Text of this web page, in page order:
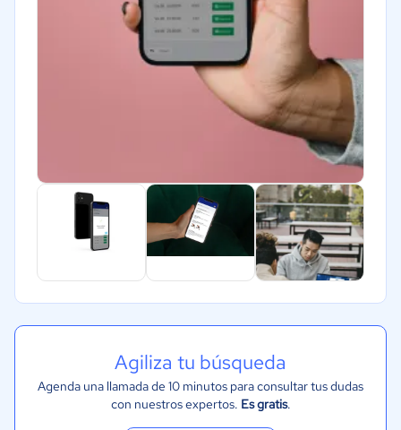
Agiliza tu búsqueda
Agenda una llamada de 10 minutos para consultar tus dudas
con nuestros expertos. Es gratis.